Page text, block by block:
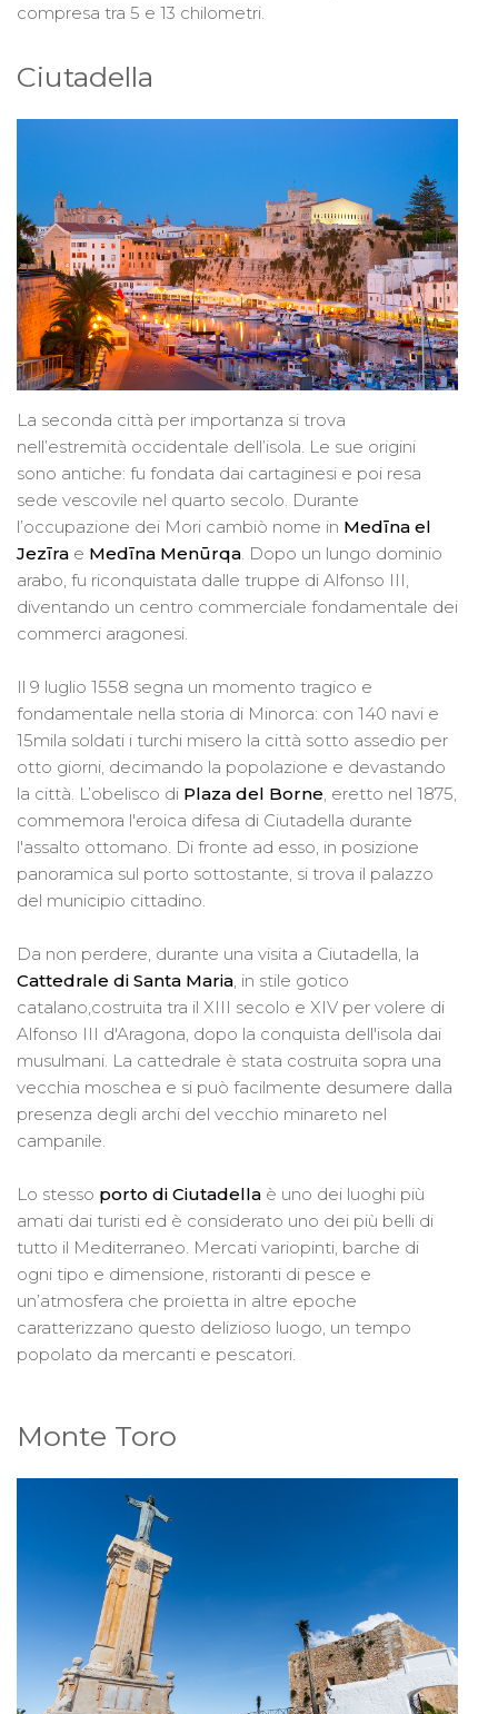
compresa tra 5 e 13 chilometri.
Ciutadella
La seconda città per importanza si trova
nell’estremità occidentale dell’isola. Le sue origini
sono antiche: fu fondata dai cartaginesi e poi resa
sede vescovile nel quarto secolo. Durante
l’occupazione dei Mori cambiò nome in Medīna el
Jezīra e Medīna Menūrqa. Dopo un lungo dominio
arabo, fu riconquistata dalle truppe di Alfonso III,
diventando un centro commerciale fondamentale dei
commerci aragonesi.
Il 9 luglio 1558 segna un momento tragico e
fondamentale nella storia di Minorca: con 140 navi e
15mila soldati i turchi misero la città sotto assedio per
otto giorni, decimando la popolazione e devastando
la città. L’obelisco di Plaza del Borne, eretto nel 1875,
commemora l'eroica difesa di Ciutadella durante
l'assalto ottomano. Di fronte ad esso, in posizione
panoramica sul porto sottostante, si trova il palazzo
del municipio cittadino.
Da non perdere, durante una visita a Ciutadella, la
Cattedrale di Santa Maria, in stile gotico
catalano,costruita tra il XIII secolo e XIV per volere di
Alfonso III d'Aragona, dopo la conquista dell'isola dai
musulmani. La cattedrale è stata costruita sopra una
vecchia moschea e si può facilmente desumere dalla
presenza degli archi del vecchio minareto nel
campanile.
Lo stesso porto di Ciutadella è uno dei luoghi più
amati dai turisti ed è considerato uno dei più belli di
tutto il Mediterraneo. Mercati variopinti, barche di
ogni tipo e dimensione, ristoranti di pesce e
un’atmosfera che proietta in altre epoche
caratterizzano questo delizioso luogo, un tempo
popolato da mercanti e pescatori.
Monte Toro